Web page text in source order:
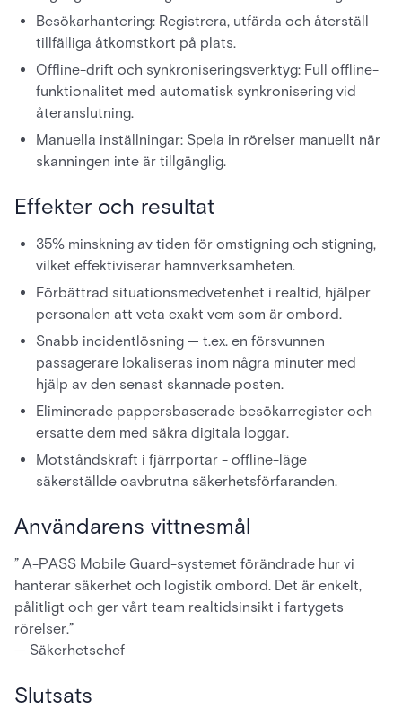
Besökarhantering: Registrera, utfärda och återställ
tillfälliga åtkomstkort på plats.
Offline-drift och synkroniseringsverktyg: Full offline-
funktionalitet med automatisk synkronisering vid
återanslutning.
Manuella inställningar: Spela in rörelser manuellt när
skanningen inte är tillgänglig.
Effekter och resultat
35% minskning av tiden för omstigning och stigning,
vilket effektiviserar hamnverksamheten.
Förbättrad situationsmedvetenhet i realtid, hjälper
personalen att veta exakt vem som är ombord.
Snabb incidentlösning — t.ex. en försvunnen
passagerare lokaliseras inom några minuter med
hjälp av den senast skannade posten.
Eliminerade pappersbaserade besökarregister och
ersatte dem med säkra digitala loggar.
Motståndskraft i fjärrportar - offline-läge
säkerställde oavbrutna säkerhetsförfaranden.
Användarens vittnesmål
” A-PASS Mobile Guard-systemet förändrade hur vi
hanterar säkerhet och logistik ombord. Det är enkelt,
pålitligt och ger vårt team realtidsinsikt i fartygets
rörelser.”
— Säkerhetschef
Slutsats